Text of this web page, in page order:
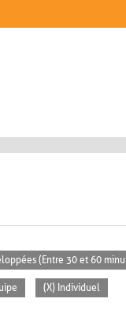
(Entre 30 et 60
(X) Individuel